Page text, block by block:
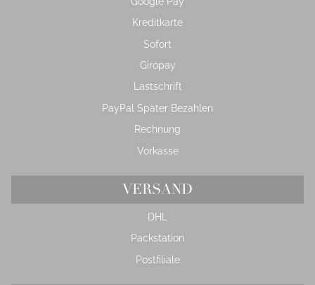
Kreditkarte
Sofort
Giropay
Lastschrift
PayPal Später Bezahlen
Rechnung
Vorkasse
VERSAND
DHL
Packstation
Postfiliale